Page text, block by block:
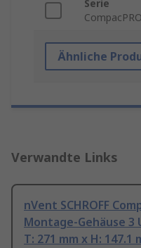
Serie
CompacPRO
Ähnliche
Verwandte Links
nVent SCHROFF
Montage-Gehäuse 3
T: 271 mm x H: 147.1